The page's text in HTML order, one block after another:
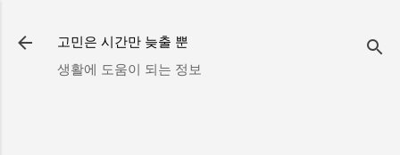
고민은 시간만 늦출 뿐
생활에 도움이 되는 정보